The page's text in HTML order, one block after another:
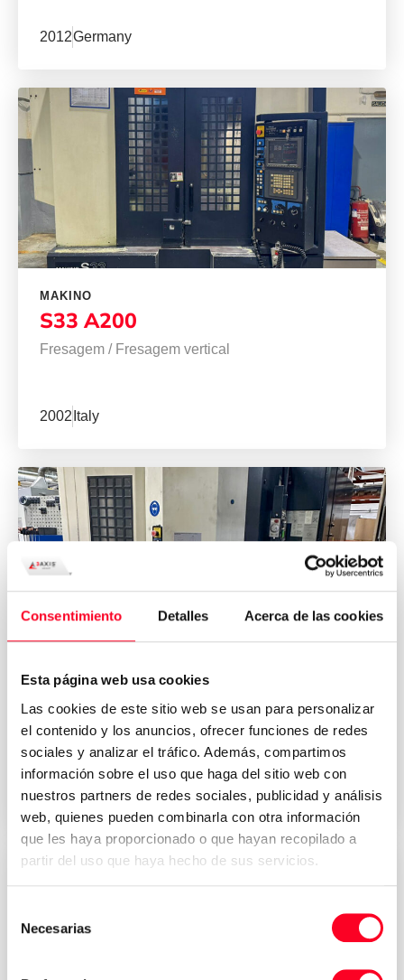
Consentimiento Detalles Acerca de las cookies
Esta página web usa cookies
Las cookies de este sitio web se usan para personalizar
el contenido y los anuncios, ofrecer funciones de redes
sociales y analizar el tráfico. Además, compartimos
información sobre el uso que haga del sitio web con
nuestros partners de redes sociales, publicidad y análisis
web, quienes pueden combinarla con otra información
que les haya proporcionado o que hayan recopilado a
partir del uso que haya hecho de sus servicios.
Necesarias
2012Germany
MAKINO
S33 A200
Fresagem / Fresagem vertical
2002 Italy
MAKINO
a61
Fresagem/Fresagem horizontal
2004Germany